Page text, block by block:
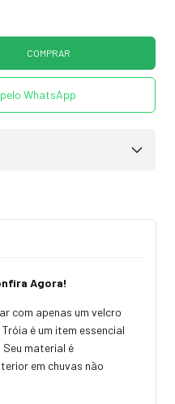
WhatsApp
Agora!
com apenas um velcro
é um item essencial
material é
em chuvas não